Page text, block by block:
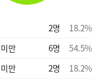
2명 18.2%
만
6명 54.5%
만
2명 18.2%